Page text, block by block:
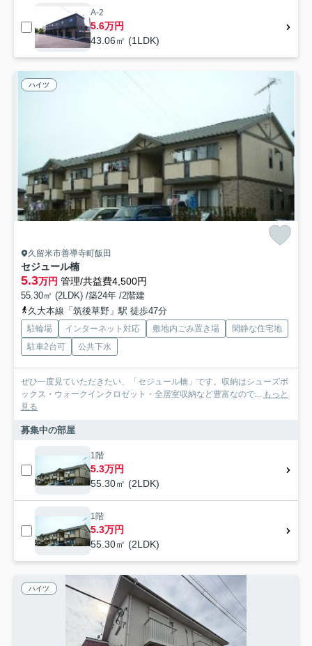
A-2
5.6万円
43.06㎡ (1LDK)
ハイツ
久留米市善導寺町飯田
セジュール楠
5.3万円 管理/共益費4,500円
55.30㎡ (2LDK) /築24年 /2階建
久大本線「筑後草野」駅 徒歩47分
駐輪場 インターネット対応 敷地内ごみ置き場
閑静な住宅地
駐車2台可
公共下水
ぜひ一度見ていただきたい、「セジュール楠」です。収納はシューズボ
ックス・ウォークインクロゼット・全居室収納など豊富なので... もっと
見る
募集中の部屋
1階
5.3万円
55.30㎡ (2LDK)
1階
5.3万円
55.30㎡ (2LDK)
ハイツ